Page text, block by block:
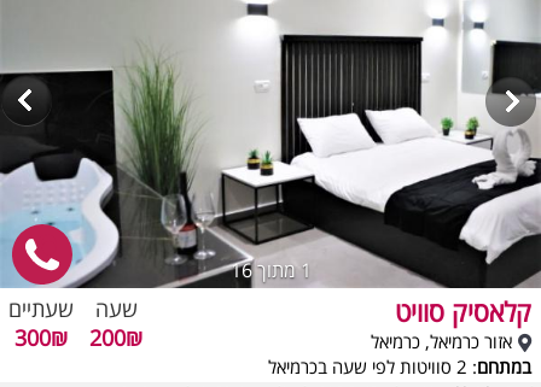
1 מתוך 16
קלאסיק סוויט
אזור כרמיאל, כרמיאל
במתחם: 2 סוויטות לפי שעה בכרמיאל
שעה
200₪
שעתיים
300₪